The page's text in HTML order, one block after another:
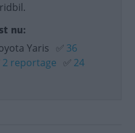
nu:
Yaris ✅ 36
2 reportage ✅ 24